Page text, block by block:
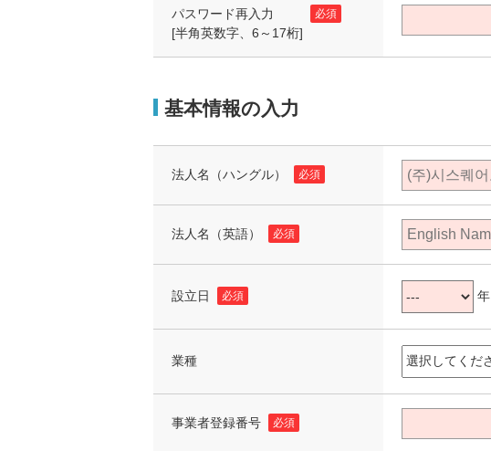
パスワード再入力
[半角英数字、6～17桁]
必須
基本情報の入力
法人名（ハングル） 必須
法人名（英語） 必須
設立日 必須 年
業種
事業者登録番号 必須